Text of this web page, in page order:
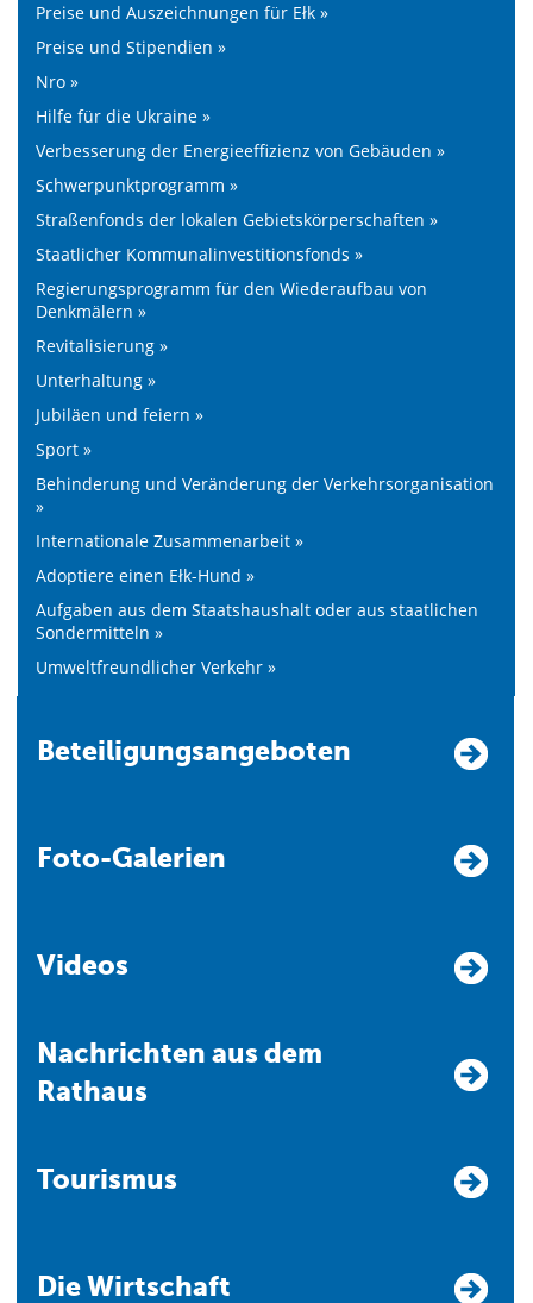
Preise und Auszeichnungen für Ełk »
Preise und Stipendien »
Nro »
Hilfe für die Ukraine »
Verbesserung der Energieeffizienz von Gebäuden »
Schwerpunktprogramm »
Straßenfonds der lokalen Gebietskörperschaften »
Staatlicher Kommunalinvestitionsfonds »
Regierungsprogramm für den Wiederaufbau von
Denkmälern »
Revitalisierung »
Unterhaltung »
Jubiläen und feiern »
Sport »
Behinderung und Veränderung der Verkehrsorganisation
»
Internationale Zusammenarbeit »
Adoptiere einen Ełk-Hund »
Aufgaben aus dem Staatshaushalt oder aus staatlichen
Sondermitteln »
Umweltfreundlicher Verkehr »
Beteiligungsangeboten
Foto-Galerien
Videos
Nachrichten aus dem
Rathaus
Tourismus
Die Wirtschaft